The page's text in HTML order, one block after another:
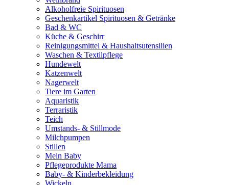
Alkoholfreie Spirituosen
Geschenkartikel Spirituosen & Getränke
Bad & WC
Küche & Geschirr
Reinigungsmittel & Haushaltsutensilien
Waschen & Textilpflege
Hundewelt
Katzenwelt
Nagerwelt
Tiere im Garten
Aquaristik
Terraristik
Teich
Umstands- & Stillmode
Milchpumpen
Stillen
Mein Baby
Pflegeprodukte Mama
Baby- & Kinderbekleidung
Wickeln